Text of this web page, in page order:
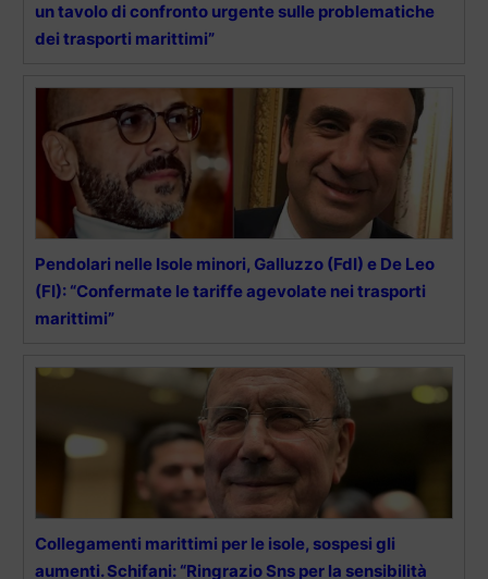
un tavolo di confronto urgente sulle problematiche
dei trasporti marittimi”
Pendolari nelle Isole minori, Galluzzo (FdI) e De Leo
(FI): “Confermate le tariffe agevolate nei trasporti
marittimi”
Collegamenti marittimi per le isole, sospesi gli
aumenti. Schifani: “Ringrazio Sns per la sensibilità